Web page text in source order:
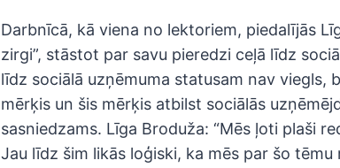
Darbnīcā, kā viena no lektoriem, piedalījās
zirgi”, stāstot par savu pieredzi ceļā līdz
līdz sociālā uzņēmuma statusam nav viegls,
mērķis un šis mērķis atbilst sociālās
sasniedzams. Līga Broduža: “Mēs ļoti plaši
Jau līdz šim likās loģiski, ka mēs par šo